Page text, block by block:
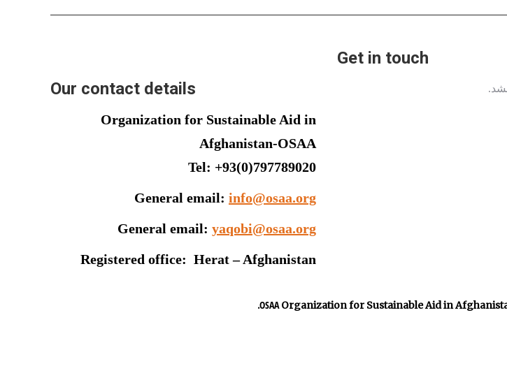
Our contact details
Organization for Sustainable Aid in
Afghanistan-OSAA
Tel: +93(0)797789020
General email: info@osaa.org
General email: yaqobi@osaa.org
Registered office: Herat – Afghanistan
Get in touch
OSAAOrganization for Sustainable Aid in